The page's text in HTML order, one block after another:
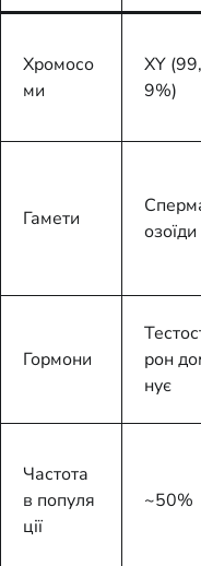
Хромосо
ми
XY (99,
9%)
Гамети
озоїди
Гормони
рон
нує
Частота
в популя
ції
~50%